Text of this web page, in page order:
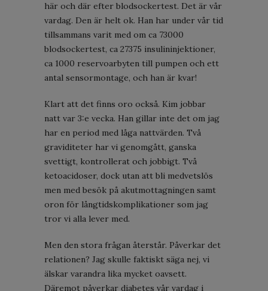
här och där efter blodsockertest. Det är vår
vardag. Den är helt ok. Han har under vår tid
tillsammans varit med om ca 73000
blodsockertest, ca 27375 insulininjektioner,
ca 1000 reservoarbyten till pumpen och ett
antal sensormontage, och han är kvar!
Klart att det finns oro också. Kim jobbar
natt var 3:e vecka. Han gillar inte det om jag
har en period med låga nattvärden. Två
graviditeter har vi genomgått, ganska
svettigt, kontrollerat och jobbigt. Två
ketoacidoser, dock utan att bli medvetslös
men med besök på akutmottagningen samt
oron för långtidskomplikationer som jag
tror vi alla lever med.
Men den stora frågan återstår. Påverkar det
relationen? Jag skulle faktiskt säga nej, vi
älskar varandra lika mycket oavsett.
Däremot påverkar diabetes vår vardag i